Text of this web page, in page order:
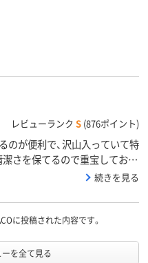
レビューランク S (876ポイント)
のが便利で、沢山入っていて特
さを保てるので重宝しており
続きを見る
に投稿された内容です。
を全て見る